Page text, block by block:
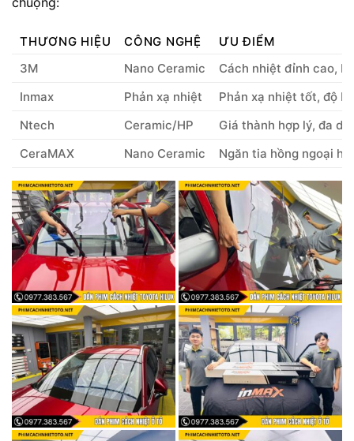
THƯƠNG HIỆU CÔNG NGHỆ
ƯU ĐIỂM
3M
Nano Ceramic
Cách nhiệt đỉnh cao,
Inmax
Phản xạ nhiệt
Phản xạ nhiệt tốt, độ
Ntech
Ceramic/HP
Giá thành hợp lý, đa
CeraMAX
Nano Ceramic Ngăn tia hồng ngoại